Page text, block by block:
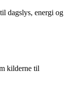
dagslys, energi og
kilderne til